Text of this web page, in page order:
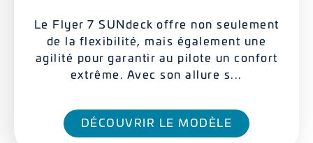
Le Flyer 7 SUNdeck offre non seulement
de la flexibilité, mais également une
agilité pour garantir au pilote un confort
extrême. Avec son allure s...
DÉCOUVRIR LE MODÈLE